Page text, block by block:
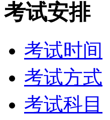
考试安排
考试时间
考试方式
考试科目